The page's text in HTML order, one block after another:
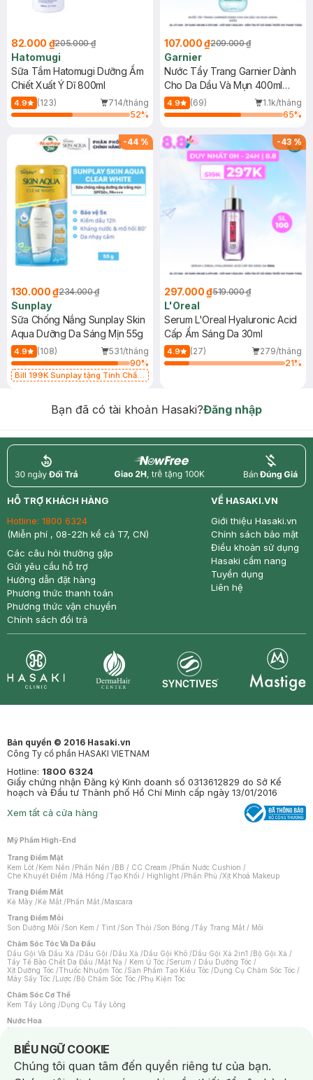
82.000 ₫205.000 ₫
Hatomugi
Sữa Tắm Hatomugi Dưỡng Ẩm
Chiết Xuất Ý Dĩ 800ml
4.9 (123)
714/tháng
52%
107.000 ₫209.000 ₫
Garnier
Nước Tẩy Trang Garnier Dành
Cho Da Dầu Và Mụn 400ml
(Mới)
4.9 (69)
1.1k/tháng
65%
-44 %
130.000 ₫234.000 ₫
Sunplay
Sữa Chống Nắng Sunplay Skin
Aqua Dưỡng Da Sáng Mịn 55g
4.9 (108)
531/tháng
90%
Bill 199K Sunplay tặng Tinh Chất
-43%
297.000 ₫519.000 ₫
L'Oreal
Serum L'Oreal Hyaluronic Acid
Cấp Ẩm Sáng Da 30ml
4.9 (27)
279/tháng
21%
Bạn đã có tài khoản Hasaki?Đăng nhập
return nowfree price
HỖ TRỢ KHÁCH HÀNG
Hotline: 1800 6324
(Miễn phí , 08-22h kể cả T7, CN)
Các câu hỏi thường gặp
Gửi yêu cầu hỗ trợ
Hướng dẫn đặt hàng
Phương thức thanh toán
Phương thức vận chuyển
Chính sách đổi trả
VỀ HASAKI.VN
Giới thiệu Hasaki.vn
Chính sách bảo mật
Điều khoản sử dụng
Hasaki cẩm nang
Tuyển dụng
Liên hệ
Bản quyền © 2016 Hasaki.vn
Công Ty cổ phần HASAKI VIETNAM
Hotline: 1800 6324
Giấy chứng nhận Đăng ký Kinh doanh số 0313612829 do Sở Kế
hoạch và Đầu tư Thành phố Hồ Chí Minh cấp ngày 13/01/2016
Xem tất cả cửa hàng
Mỹ Phẩm High-End
Trang Điểm Mặt
Kem Lót /Kem Nền /Phấn Nền /BB / CC Cream /Phấn Nước Cushion /
Che Khuyết Điểm /Má Hồng /Tạo Khối / Highlight /Phấn Phủ /Xịt Khoá Makeup
Trang Điểm Mắt
Kẻ Mày /Kẻ Mắt /Phấn Mắt /Mascara
Trang Điểm Môi
Son Dưỡng Môi /Son Kem / Tint /Son Thỏi /Son Bóng /Tẩy Trang Mắt / Môi
Chăm Sóc Tóc Và Da Đầu
Dầu Gội Và Dầu Xả /Dầu Gội /Dầu Xả /Dầu Gội Khô /Dầu Gội Xả 2in1 /Bộ Gội Xả /
Tẩy Tế Bào Chết Da Đầu /Mặt Nạ / Kem Ủ Tóc /Serum / Dầu Dưỡng Tóc /
Xịt Dưỡng Tóc /Thuốc Nhuộm Tóc /Sản Phẩm Tạo Kiểu Tóc /Dụng Cụ Chăm Sóc Tóc /
Máy Sấy Tóc /Lược /Bộ Chăm Sóc Tóc /Phụ Kiện Tóc
Chăm Sóc Cơ Thể
Kem Tẩy Lông /Dụng Cụ Tẩy Lông
Nước Hoa
Nước Hoa Nữ
Chăm Sóc Cá Nhân
Chống Muỗi /Khẩu Trang /Máy Massage/Mặt Nạ Xông Hơi /Nước Rửa Tay/
Sản Phẩm Chăm Sóc Khác /Bàn Chải Đánh Răng /Bàn Chải Điện/
BIỂU NGỮ COOKIE
Notice about cookies usage
Chúng tôi quan tâm đến quyền riêng tư của bạn.